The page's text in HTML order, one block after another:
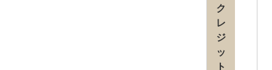
ク
レ
ジ
ッ
ト